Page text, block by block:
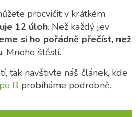
procvičit v krátkém
12 úloh. Než každý jev
si ho pořádně přečíst, než
. Mnoho štěstí.
tak navštivte náš článek, kde
B probíháme podrobně.